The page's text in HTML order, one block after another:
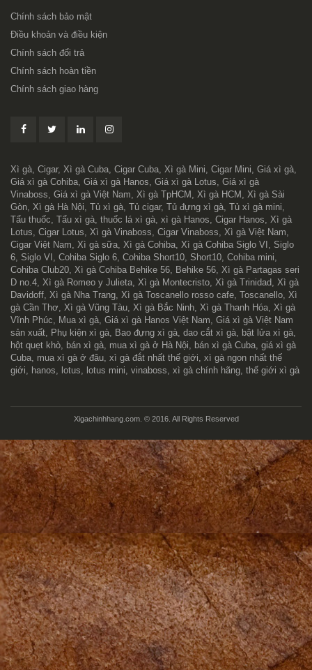
Chính sách bảo mật
Điều khoản và điều kiện
Chính sách đổi trả
Chính sách hoàn tiền
Chính sách giao hàng
Xì gà, Cigar, Xì gà Cuba, Cigar Cuba, Xì gà Mini, Cigar Mini, Giá xì gà,
Giá xì gà Cohiba, Giá xì gà Hanos, Giá xì gà Lotus, Giá xì gà
Vinaboss, Giá xì gà Việt Nam, Xì gà TpHCM, Xì gà HCM, Xì gà Sài
Gòn, Xì gà Hà Nội, Tủ xì gà, Tủ cigar, Tủ đựng xì gà, Tủ xì gà mini,
Tẩu thuốc, Tẩu xì gà, thuốc lá xì gà, xì gà Hanos, Cigar Hanos, Xì gà
Lotus, Cigar Lotus, Xì gà Vinaboss, Cigar Vinaboss, Xì gà Việt Nam,
Cigar Việt Nam, Xì gà sữa, Xì gà Cohiba, Xì gà Cohiba Siglo VI, Siglo
6, Siglo VI, Cohiba Siglo 6, Cohiba Short10, Short10, Cohiba mini,
Cohiba Club20, Xì gà Cohiba Behike 56, Behike 56, Xì gà Partagas seri
D no.4, Xì gà Romeo y Julieta, Xì gà Montecristo, Xì gà Trinidad, Xì gà
Davidoff, Xì gà Nha Trang, Xì gà Toscanello rosso cafe, Toscanello, Xì
gà Cần Thơ, Xì gà Vũng Tàu, Xì gà Bắc Ninh, Xì gà Thanh Hóa, Xì gà
Vĩnh Phúc, Mua xì gà, Giá xì gà Hanos Việt Nam, Giá xì gà Việt Nam
sản xuất, Phụ kiện xì gà, Bao đựng xì gà, dao cắt xì gà, bật lửa xì gà,
hột quẹt khò, bán xì gà, mua xì gà ở Hà Nội, bán xì gà Cuba, giá xì gà
Cuba, mua xì gà ở đâu, xì gà đắt nhất thế giới, xì gà ngon nhất thế
giới, hanos, lotus, lotus mini, vinaboss, xì gà chính hãng, thế giới xì gà
Xigachinhhang.com. © 2016. All Rights Reserved